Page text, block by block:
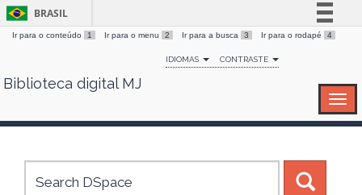
Skip
BRASIL
Simplifique!
Comunica BR
Canais
Ir para o conteúdo 1 Ir para o menu 2 Ir para a busca 3 Ir para o rodapé 4
IDIOMAS CONTRASTE
Biblioteca digital MJ